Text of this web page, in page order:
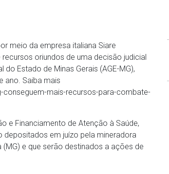
meio da empresa italiana Siare
oriundos de uma decisão judicial
Estado de Minas Gerais (AGE-MG),
ano. Saiba mais
conseguem-mais-recursos-para-combate-
e Financiamento de Atenção à Saúde,
depositados em juízo pela mineradora
e que serão destinados a ações de